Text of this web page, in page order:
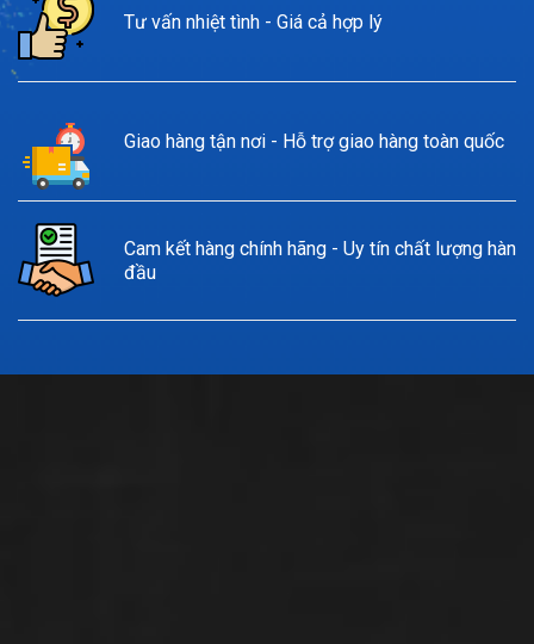
Tư vấn nhiệt tình - Giá cả hợp lý
Giao hàng tận nơi - Hỗ trợ giao hàng toàn quốc
Cam kết hàng chính hãng - Uy tín chất lượng hàng
đầu